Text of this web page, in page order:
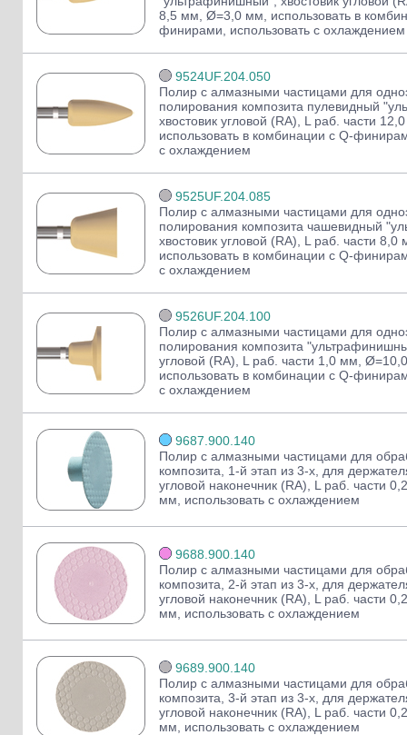
8,5 мм, Ø=3,0 мм, использовать в
финирами, использовать с охлаждением
9524UF.204.050
Полир с алмазными частицами для
полирования композита пулевидный
хвостовик угловой (RA), L раб. части
использовать в комбинации с Q-
с охлаждением
9525UF.204.085
Полир с алмазными частицами для
полирования композита чашевидный
хвостовик угловой (RA), L раб. части
использовать в комбинации с Q-
с охлаждением
9526UF.204.100
Полир с алмазными частицами для
полирования композита
угловой (RA), L раб. части 1,0 мм,
использовать в комбинации с Q-
с охлаждением
9687.900.140
Полир с алмазными частицами для
композита, 1-й этап из 3-х, для
угловой наконечник (RA), L раб. части
мм, использовать с охлаждением
9688.900.140
Полир с алмазными частицами для
композита, 2-й этап из 3-х, для
угловой наконечник (RA), L раб. части
мм, использовать с охлаждением
9689.900.140
Полир с алмазными частицами для
композита, 3-й этап из 3-х, для
угловой наконечник (RA), L раб. части
мм, использовать с охлаждением